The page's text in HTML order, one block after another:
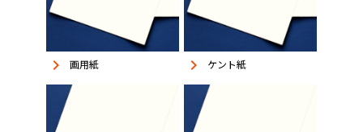
keyboard_arrow_right 画用紙 keyboard_arrow_right ケント紙